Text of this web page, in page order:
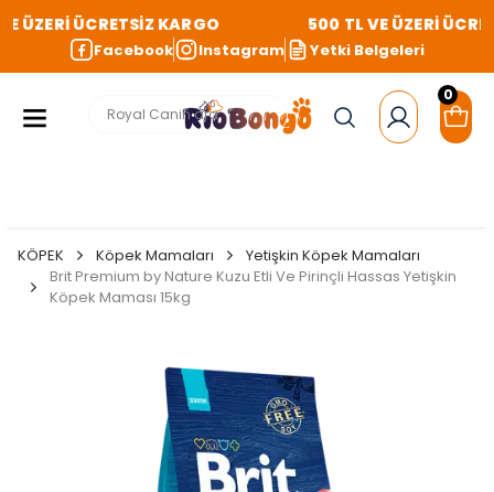
ÜZERİ ÜCRETSİZ KARGO 500 TL VE ÜZERİ
Facebook Instagram Yetki Belgeleri
0
KÖPEK Köpek Mamaları
Yetişkin Köpek Mamaları
Brit Premium by Nature Kuzu Etli Ve Pirinçli Hassas Yetişkin
Köpek Maması 15kg